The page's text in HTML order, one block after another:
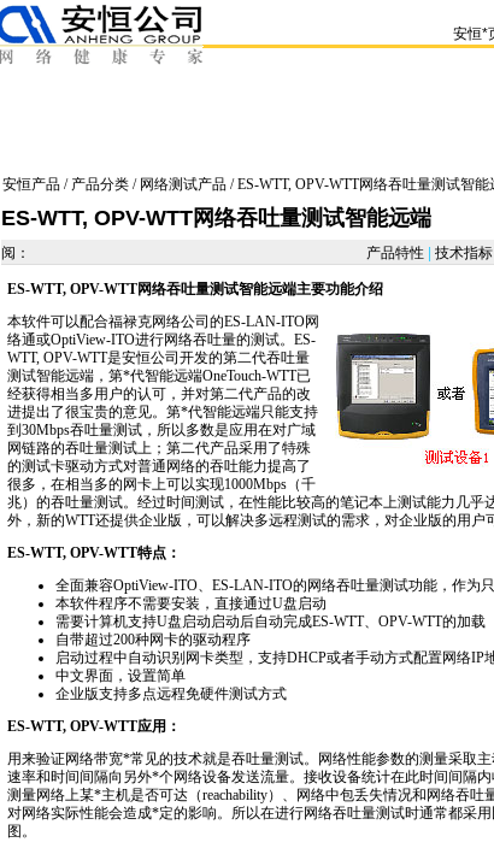
安恒*
安恒产品 / 产品分类 / 网络测试产品 / ES-WTT, OPV-WTT网络吞吐量测试智能
ES-WTT, OPV-WTT网络吞吐量测试智能远端
阅： 产品特性 技术指标
ES-WTT, OPV-WTT网络吞吐量测试智能远端主要功能介绍
本软件可以配合福禄克网络公司的ES-LAN-ITO网
络通或OptiView-ITO进行网络吞吐量的测试。ES-
WTT, OPV-WTT是安恒公司开发的第二代吞吐量
测试智能远端，第*代智能远端OneTouch-WTT已
经获得相当多用户的认可，并对第二代产品的改
进提出了很宝贵的意见。第*代智能远端只能支持
到30Mbps吞吐量测试，所以多数是应用在对广域
网链路的吞吐量测试上；第二代产品采用了特殊
的测试卡驱动方式对普通网络的吞吐能力提高了
很多，在相当多的网卡上可以实现1000Mbps（千
兆）的吞吐量测试。经过时间测试，在性能比较高的笔记本上测试能力几
外，新的WTT还提供企业版，可以解决多远程测试的需求，对企业版的用户
ES-WTT, OPV-WTT特点：
全面兼容OptiView-ITO、 ES-LAN-ITO的网络吞吐量测试功能，作为
本软件程序不需要安装，直接通过U盘启动
需要计算机支持U盘启动启动后自动完成ES-WTT、OPV-WTT的加载
自带超过200种网卡的驱动程序
启动过程中自动识别网卡类型，支持DHCP或者手动方式配置网络IP
中文界面，设置简单
企业版支持多点远程免硬件测试方式
ES-WTT, OPV-WTT应用：
用来验证网络带宽*常见的技术就是吞吐量测试。网络性能参数的测量采取
速率和时间间隔向另外*个网络设备发送流量。接收设备统计在此时间间隔
测量网络上某*主机是否可达（reachability）、网络中包丢失情况和网络吞
对网络实际性能会造成*定的影响。所以在进行网络吞吐量测试时通常都采
图。